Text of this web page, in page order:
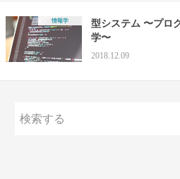
情報学
型システム 〜プロ
学〜
2018.12.09